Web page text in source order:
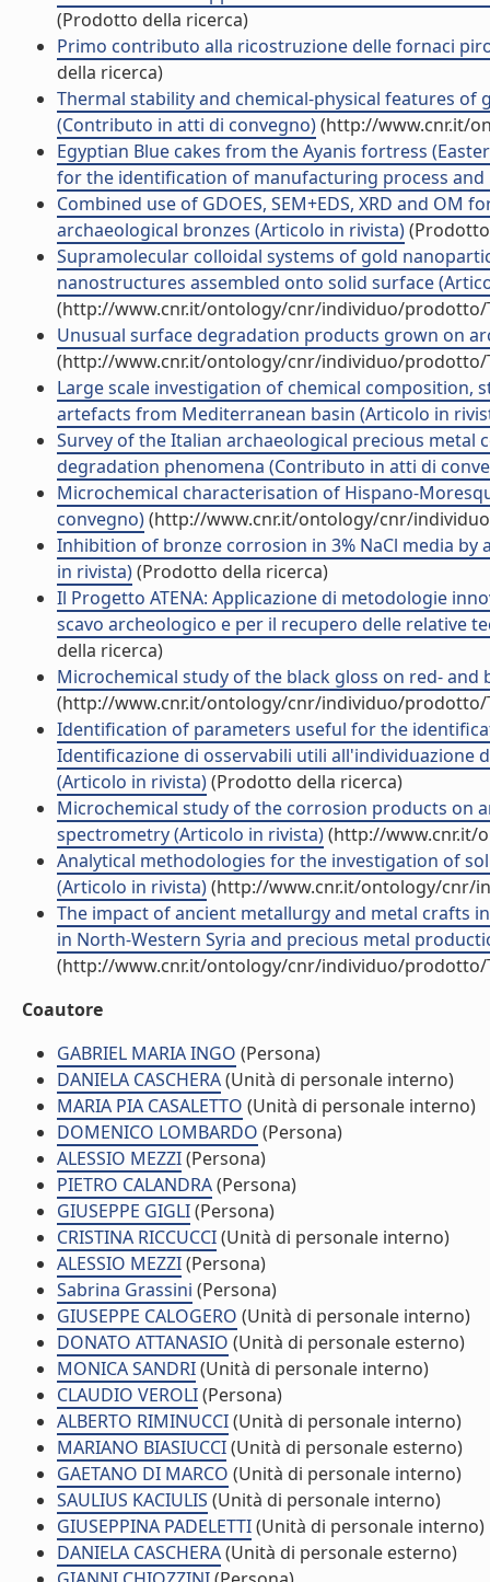
(Prodotto della ricerca)
Primo contributo alla ricostruzione delle fornaci
della ricerca)
Thermal stability and chemical-physical features
(Contributo in atti di convegno)(http://www.cnr.it/
Egyptian Blue cakes from the Ayanis fortress
for the identification of manufacturing process and
Combined use of GDOES, SEM+EDS, XRD and
archaeological bronzes (Articolo in rivista)
Supramolecular colloidal systems of gold
nanostructures assembled onto solid surface
(http://www.cnr.it/ontology/cnr/individuo/prodotto/
Unusual surface degradation products grown on
(http://www.cnr.it/ontology/cnr/individuo/prodotto/
Large scale investigation of chemical
artefacts from Mediterranean basin (Articolo in
Survey of the Italian archaeological precious
degradation phenomena (Contributo in atti di
Microchemical characterisation of Hispano-
convegno)(http://www.cnr.it/ontology/cnr/
Inhibition of bronze corrosion in 3% NaCl media
in rivista)(Prodotto della ricerca)
Il Progetto ATENA: Applicazione di metodologie
scavo archeologico e per il recupero delle relative
della ricerca)
Microchemical study of the black gloss on red-
(http://www.cnr.it/ontology/cnr/individuo/prodotto/
Identification of parameters useful for the
Identificazione di osservabili utili all'individuazione
(Articolo in rivista)(Prodotto della ricerca)
Microchemical study of the corrosion products on
spectrometry (Articolo in rivista)(http://www.cnr.it/
Analytical methodologies for the investigation of
(Articolo in rivista)(http://www.cnr.it/ontology/cnr/
The impact of ancient metallurgy and metal crafts
in North-Western Syria and precious metal
(http://www.cnr.it/ontology/cnr/individuo/prodotto/
Coautore
GABRIEL MARIA INGO (Persona)
DANIELA CASCHERA(Unità di personale interno)
MARIA PIA CASALETTO (Unità di personale interno)
DOMENICO LOMBARDO (Persona)
ALESSIO MEZZI(Persona)
PIETRO CALANDRA(Persona)
GIUSEPPE GIGLI(Persona)
CRISTINA RICCUCCI(Unità di personale interno)
ALESSIO MEZZI(Persona)
Sabrina Grassini (Persona)
GIUSEPPE CALOGERO (Unità di personale interno)
DONATO ATTANASIO (Unità di personale esterno)
MONICA SANDRI(Unità di personale interno)
CLAUDIO VEROLI(Persona)
ALBERTO RIMINUCCI(Unità di personale interno)
MARIANO BIASIUCCI(Unità di personale esterno)
GAETANO DI MARCO (Unità di personale interno)
SAULIUS KACIULIS (Unità di personale interno)
GIUSEPPINA PADELETTI(Unità di personale interno)
DANIELA CASCHERA(Unità di personale esterno)